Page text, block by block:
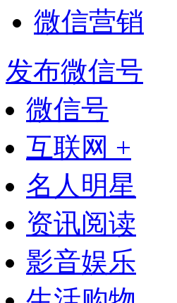
微信营销
发布微信号
微信号
互联网 +
名人明星
资讯阅读
影音娱乐